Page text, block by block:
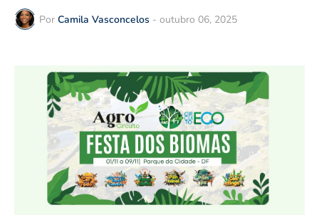
Por Camila Vasconcelos - outubro 06, 2025